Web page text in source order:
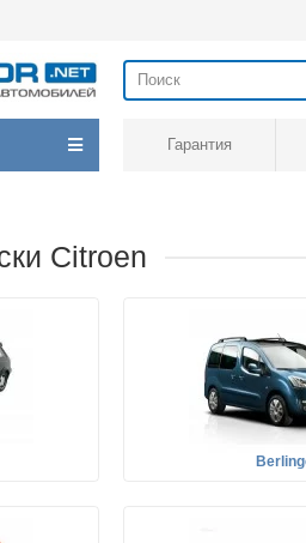
Гарантия
Citroen